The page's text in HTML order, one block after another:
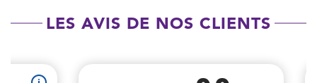
LES AVIS DE NOS CLIENTS